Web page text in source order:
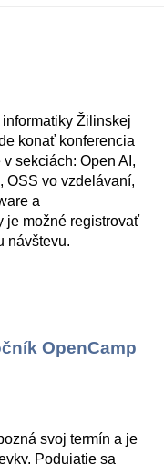
Žilinskej
konať konferencia
sekciách: Open AI,
OSS vo vzdelávaní,
a
je možné registrovať
návštevu.
OpenCamp
svoj termín a je
Podujatie sa